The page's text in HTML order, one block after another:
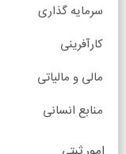
سرمایه گذاری
کارآفرینی
مالی و مالیاتی
منابع انسانی